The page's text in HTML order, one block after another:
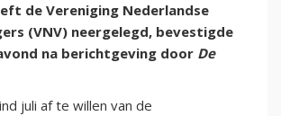
de Vereniging Nederlandse
(VNV) neergelegd, bevestigde
na berichtgeving door De
juli af te willen van de